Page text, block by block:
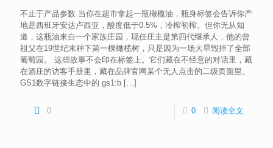
不止于产品参数 当你在超市拿起一瓶橄榄油，瓶身标签会告诉你产
地是西班牙安达卢西亚，酸度低于0.5%，冷榨初榨。但你无从知
道，这瓶油来自一个家族庄园，现任庄主是第四代继承人，他的曾
祖父在19世纪末种下第一棵橄榄树，只是因为一场大旱毁掉了全部
葡萄园。 这些故事不会印在标签上。它们藏在不经意的对话里，藏
在酒庄的访客手册里，藏在品牌官网某个无人点击的二级页面里。
GS1数字链接生态中的 gs1:b […]
0 0 阅读全文